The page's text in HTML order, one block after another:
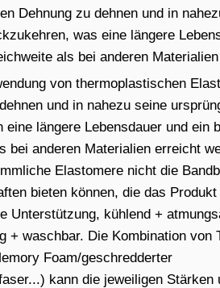
Dehnung zu dehnen und in
was eine längere
als bei anderen
von thermoplastischen
und in nahezu seine
längere Lebensdauer und ein
bei anderen Materialien erreicht
Elastomere nicht die
bieten können, die das
Unterstützung, kühlend +
+ waschbar. Die Kombination von
Foam/geschredderter
kann die jeweiligen Stärken